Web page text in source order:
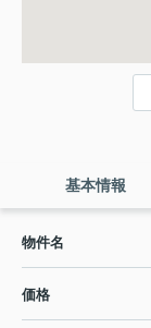
基本情報
物件名
価格